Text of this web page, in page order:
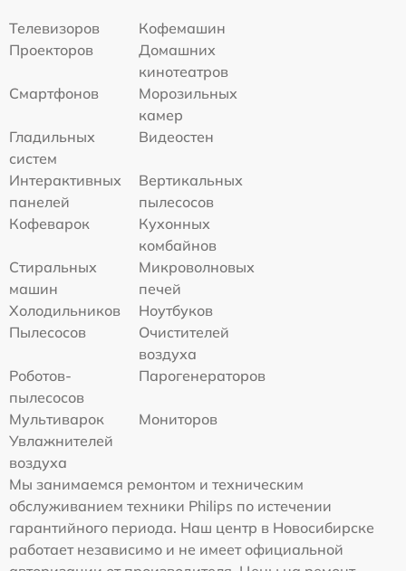
Телевизоров
Кофемашин
Проекторов
Домашних
кинотеатров
Смартфонов
Морозильных
камер
Гладильных
систем
Видеостен
Интерактивных
панелей
Вертикальных
пылесосов
Кофеварок
Кухонных
комбайнов
Стиральных
машин
Микроволновых
печей
Холодильников
Ноутбуков
Пылесосов
Очистителей
воздуха
Роботов-
пылесосов
Парогенераторов
Мультиварок
Мониторов
Увлажнителей
воздуха
Мы занимаемся ремонтом и техническим
обслуживанием техники Philips по истечении
гарантийного периода. Наш центр в Новосибирске
работает независимо и не имеет официальной